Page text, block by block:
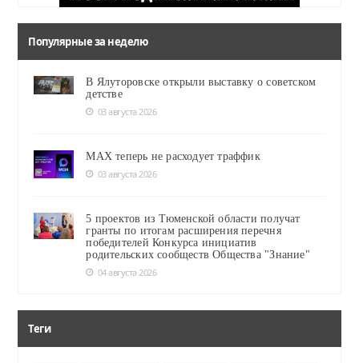
Популярные за неделю
В Ялуторовске открыли выставку о советском
детстве
03 августа 2026
MAX теперь не расходует траффик
03 августа 2026
5 проектов из Тюменской области получат
гранты по итогам расширения перечня
победителей Конкурса инициатив
родительских сообществ Общества "Знание"
04 августа 2026
Теги